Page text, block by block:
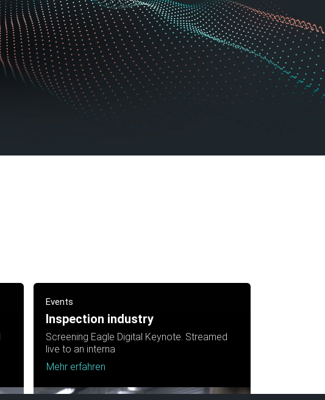
Events
Inspection industry
Screening Eagle Digital Keynote. Streamed
live to an interna
Mehr erfahren